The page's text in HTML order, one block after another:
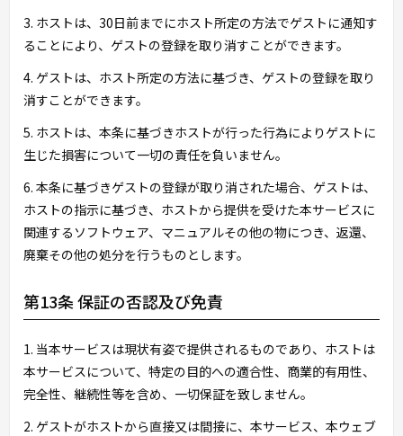
3. ホストは、30日前までにホスト所定の方法でゲストに通知す
ることにより、ゲストの登録を取り消すことができます。
4. ゲストは、ホスト所定の方法に基づき、ゲストの登録を取り
消すことができます。
5. ホストは、本条に基づきホストが行った行為によりゲストに
生じた損害について一切の責任を負いません。
6. 本条に基づきゲストの登録が取り消された場合、ゲストは、
ホストの指示に基づき、ホストから提供を受けた本サービスに
関連するソフトウェア、マニュアルその他の物につき、返還、
廃棄その他の処分を行うものとします。
第13条 保証の否認及び免責
1. 当本サービスは現状有姿で提供されるものであり、ホストは
本サービスについて、特定の目的への適合性、商業的有用性、
完全性、継続性等を含め、一切保証を致しません。
2. ゲストがホストから直接又は間接に、本サービス、本ウェブ